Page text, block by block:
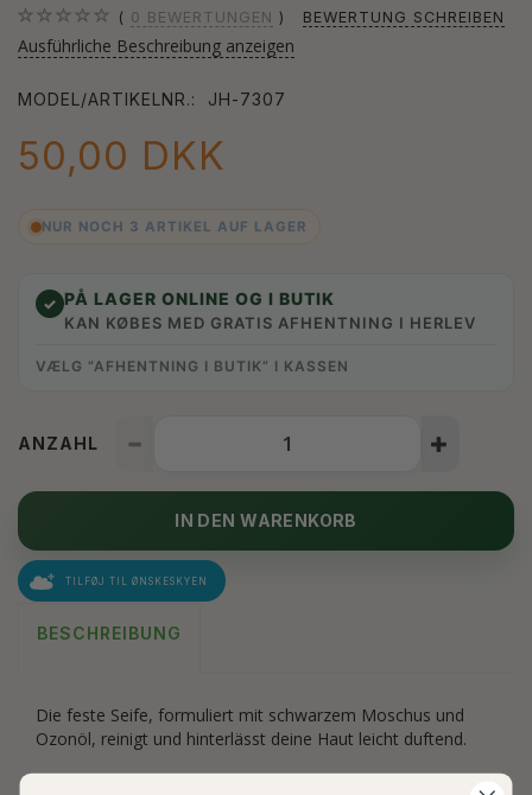
0 BEWERTUNGEN BEWERTUNG SCHREIBEN
Ausführliche Beschreibung anzeigen
MODEL/ARTIKELNR.: JH-7307
50,00 DKK
NUR NOCH 3 ARTIKEL AUF LAGER
✓ PÅ LAGER ONLINE OG I BUTIK
KAN KØBES MED GRATIS AFHENTNING I HERLEV
VÆLG “AFHENTNING I BUTIK” I KASSEN
ANZAHL
IN DEN WARENKORB
TILFØJ TIL ØNSKESKYEN
BESCHREIBUNG
Die feste Seife, formuliert mit schwarzem Moschus und
Ozonöl, reinigt und hinterlässt deine Haut leicht duftend.